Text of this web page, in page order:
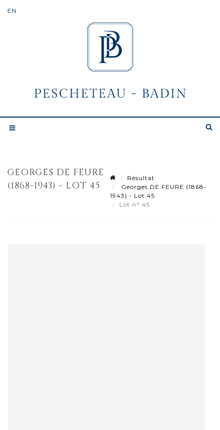
GEORGES DE FEURE
(1868-1943) - LOT 45
Résultat
Georges DE FEURE (1868-
1943) - Lot 45
Lot n° 45